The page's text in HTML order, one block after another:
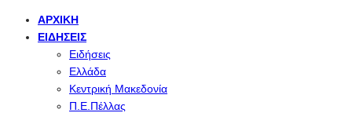
ΑΡΧΙΚΉ
ΕΙΔΉΣΕΙΣ
Ειδήσεις
Ελλάδα
Κεντρική Μακεδονία
Π.Ε.Πέλλας